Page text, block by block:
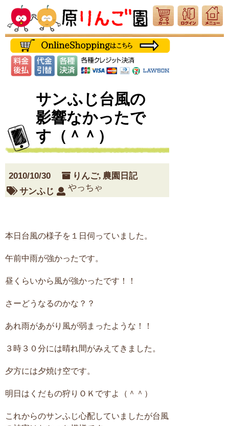
サンふじ台風の
影響なかったで
す（＾＾）
2010/10/30 りんご, 農園日記
サンふじ
やっちゃ
本日台風の様子を１日伺っていました。
午前中雨が強かったです。
昼くらいから風が強かったです！！
さーどうなるのかな？？
あれ雨があがり風が弱まったような！！
３時３０分には晴れ間がみえてきました。
夕方には夕焼け空です。
明日はくだもの狩りＯＫですよ（＾＾）
これからのサンふじ心配していましたが台風